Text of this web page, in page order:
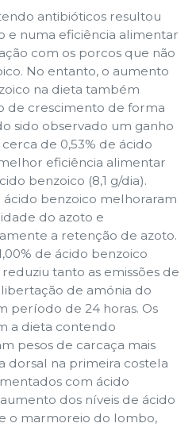
antibióticos resultou
e numa eficiência alimentar
com os porcos que não
No entanto, o aumento
na dieta também
de crescimento de forma
sido observado um ganho
de 0,53% de ácido
eficiência alimentar
benzoico (8,1 g/dia).
ácido benzoico melhoraram
do azoto e
a retenção de azoto.
de ácido benzoico
tanto as emissões de
de amónia do
período de 24 horas. Os
a dieta contendo
pesos de carcaça mais
dorsal na primeira costela
com ácido
dos níveis de ácido
o marmoreio do lombo,